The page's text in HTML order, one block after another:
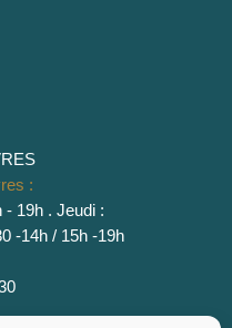
:
- 19h . Jeudi :
-14h / 15h -19h